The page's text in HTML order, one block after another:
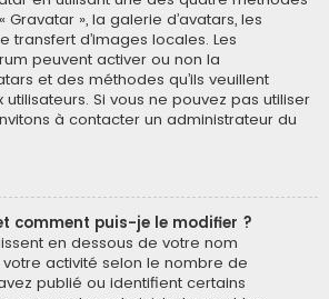
Gravatar », la galerie d’avatars, les
transfert d’images locales. Les
peuvent activer ou non la
et des méthodes qu’ils veuillent
Si vous ne pouvez pas utiliser
à contacter un administrateur du
comment puis-je le modifier ?
en dessous de votre nom
votre activité selon le nombre de
publié ou identifient certains